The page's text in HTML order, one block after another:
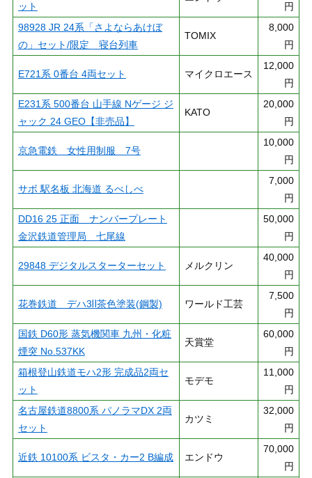
ット
円
98928 JR 24系「さよならあけぼ
の」セット/限定 寝台列車
TOMIX
8,000
円
E721系 0番台 4両セット マイクロエース
12,000
円
E231系 500番台 山手線 Nゲージ ジ
ャック 24 GEO【非売品】
KATO
20,000
円
京急電鉄 女性用制服 7号
10,000
円
サボ 駅名板 北海道 るべしべ
7,000
円
DD16 25 正面 ナンバープレート
金沢鉄道管理局 七尾線
50,000
円
29848 デジタルスターターセット メルクリン
40,000
円
花巻鉄道 デハ3Ⅱ茶色塗装(鋼製) ワールド工芸
7,500
円
国鉄 D60形 蒸気機関車 九州・化粧
煙突 No.537KK
天賞堂
60,000
円
箱根登山鉄道モハ2形 完成品2両セ
ット
モデモ
11,000
円
名古屋鉄道8800系 パノラマDX 2両
セット
カツミ
32,000
円
近鉄 10100系 ビスタ・カー2 B編成 エンドウ
70,000
円